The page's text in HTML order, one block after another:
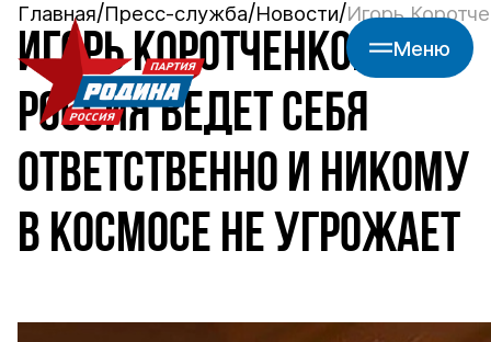
Меню
Главная Пресс-служба Новости Игорь
ИГОРЬ КОРОТЧЕНКО:
РОССИЯ ВЕДЕТ СЕБЯ
ОТВЕТСТВЕННО И НИКОМУ
В КОСМОСЕ НЕ УГРОЖАЕТ